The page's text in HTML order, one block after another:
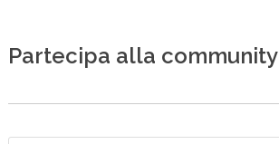
Partecipa alla community